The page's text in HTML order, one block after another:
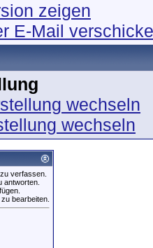
zeigen
E-Mail
wechseln
wechseln
verfassen.
antworten.
zu bearbeiten.